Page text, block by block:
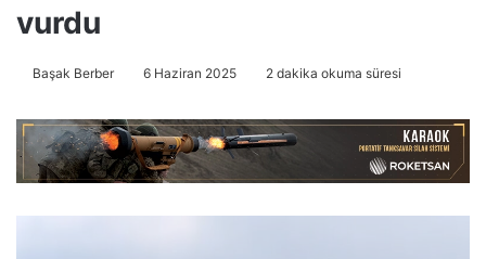
vurdu
Başak Berber 6 Haziran 2025 2 dakika okuma süresi